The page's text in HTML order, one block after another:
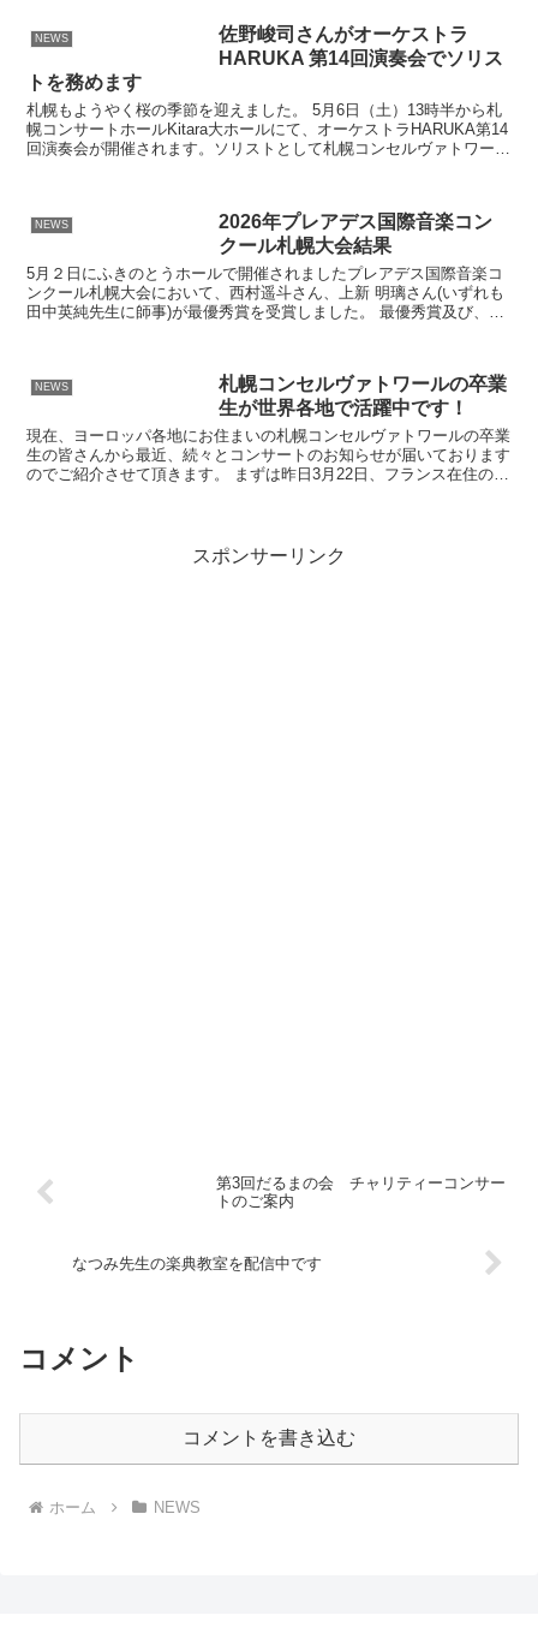
NEWS
佐野峻司さんがオーケストラ
HARUKA 第14回演奏会でソリス
トを務めます
札幌もようやく桜の季節を迎えました。 5月6日（土）13時半から札
幌コンサートホールKitara大ホールにて、オーケストラHARUKA第14
回演奏会が開催されます。ソリストとして札幌コンセルヴァトワール
NEWS
2026年プレアデス国際音楽コン
クール札幌大会結果
5月２日にふきのとうホールで開催されましたプレアデス国際音楽コ
ンクール札幌大会において、西村遥斗さん、上新 明璃さん(いずれも
田中英純先生に師事)が最優秀賞を受賞しました。 最優秀賞及び、プ
NEWS
札幌コンセルヴァトワールの卒業
生が世界各地で活躍中です！
現在、ヨーロッパ各地にお住まいの札幌コンセルヴァトワールの卒業
生の皆さんから最近、続々とコンサートのお知らせが届いております
のでご紹介させて頂きます。 まずは昨日3月22日、フランス在住のピ
スポンサーリンク
第3回だるまの会 チャリティーコンサー
トのご案内
なつみ先生の楽典教室を配信中です
コメント
コメントを書き込む
ホーム NEWS